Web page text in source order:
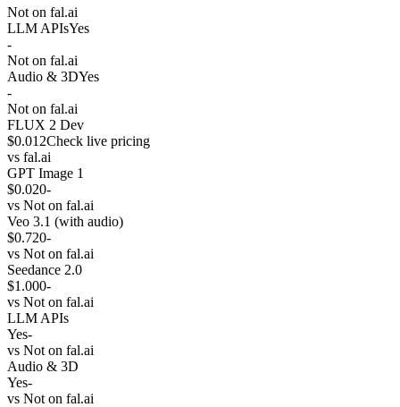
Not on fal.ai
LLM APIsYes
-
Not on fal.ai
Audio & 3DYes
-
Not on fal.ai
FLUX 2 Dev
$0.012Check live pricing
vs fal.ai
GPT Image 1
$0.020-
vs Not on fal.ai
Veo 3.1 (with audio)
$0.720-
vs Not on fal.ai
Seedance 2.0
$1.000-
vs Not on fal.ai
LLM APIs
Yes-
vs Not on fal.ai
Audio & 3D
Yes-
vs Not on fal.ai